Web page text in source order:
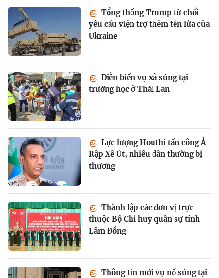
Tổng thống Trump từ chối
yêu cầu viện trợ thêm tên lửa của
Ukraine
Diễn biến vụ xả súng tại
trường học ở Thái Lan
Lực lượng Houthi tấn công Ả
Rập Xê Út, nhiều dân thường bị
thương
Thành lập các đơn vị trực
thuộc Bộ Chỉ huy quân sự tỉnh
Lâm Đồng
Thông tin mới vụ nổ súng tại